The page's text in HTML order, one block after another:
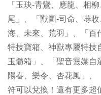
「玉玦-青鸞、應龍、相
尾」、「獸圖-司命、蓐
海、未來、荒羽」、「百
特技寶箱、神獸專屬特技
玉髓箱」、「聖音靈媒自
陽春、樂令、杏花風」、
符可以兌換！還有更多超